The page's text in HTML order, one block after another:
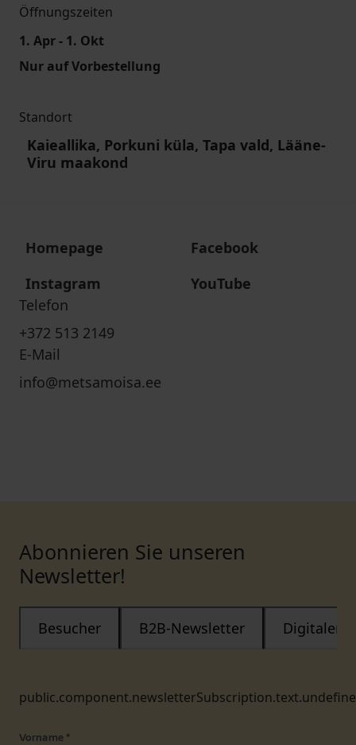
Öffnungszeiten
1. Apr - 1. Okt
Nur auf Vorbestellung
Standort
Kaieallika, Porkuni küla, Tapa vald, Lääne-
Viru maakond
Homepage
Facebook
Instagram
YouTube
Telefon
+372 513 2149
E-Mail
info@metsamoisa.ee
Abonnieren Sie unseren
Newsletter!
Besucher B2B-Newsletter Digitaler
Vorname *